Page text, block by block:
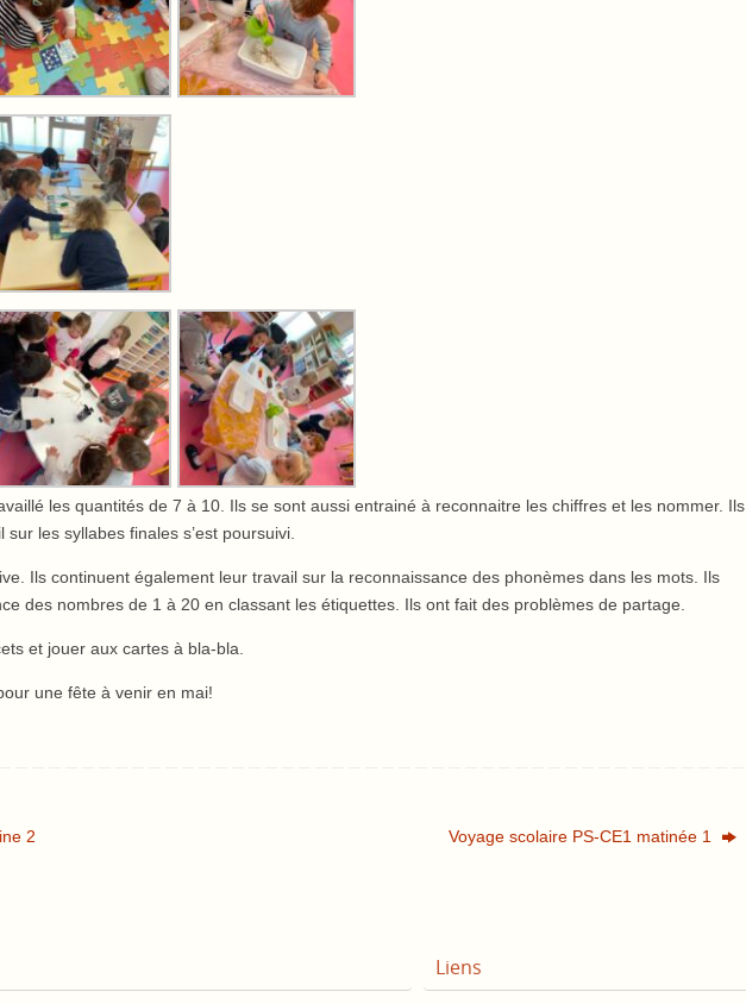
les quantités de 7 à 10. Ils se sont aussi entrainé à reconnaitre les chiffres et les nommer. Ils
les syllabes finales s’est poursuivi.
Ils continuent également leur travail sur la reconnaissance des phonèmes dans les mots. Ils
des nombres de 1 à 20 en classant les étiquettes. Ils ont fait des problèmes de partage.
et jouer aux cartes à bla-bla.
une fête à venir en mai!
2 Voyage scolaire PS-CE1 matinée 1
Liens